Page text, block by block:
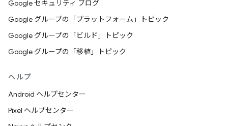
Google セキュリティ ブログ
Google グループの「プラットフォーム」トピック
Google グループの「ビルド」トピック
Google グループの「移植」トピック
ヘルプ
Android ヘルプセンター
Pixel ヘルプセンター